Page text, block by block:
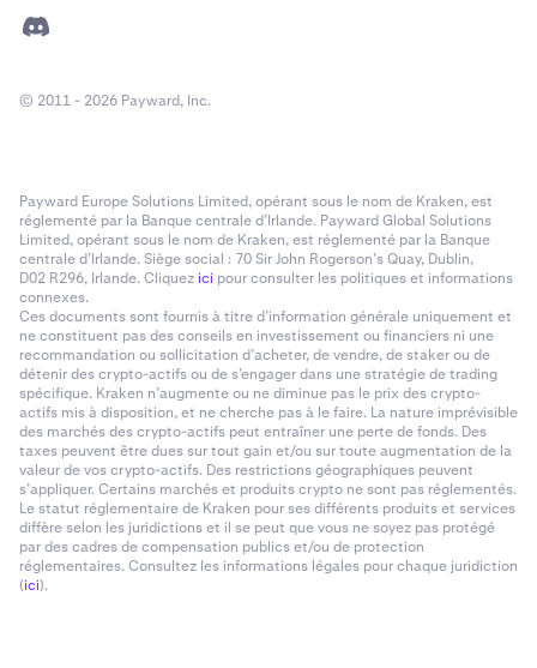
© 2011 - 2026 Payward, Inc.
Payward Europe Solutions Limited, opérant sous le nom de Kraken, est
réglementé par la Banque centrale d’Irlande. Payward Global Solutions
Limited, opérant sous le nom de Kraken, est réglementé par la Banque
centrale d’Irlande. Siège social : 70 Sir John Rogerson’s Quay, Dublin,
D02 R296, Irlande. Cliquezici pour consulter les politiques et informations
connexes.
Ces documents sont fournis à titre d’information générale uniquement et
ne constituent pas des conseils en investissement ou financiers ni une
recommandation ou sollicitation d’acheter, de vendre, de staker ou de
détenir des crypto-actifs ou de s’engager dans une stratégie de trading
spécifique. Kraken n’augmente ou ne diminue pas le prix des crypto-
actifs mis à disposition, et ne cherche pas à le faire. La nature imprévisible
des marchés des crypto-actifs peut entraîner une perte de fonds. Des
taxes peuvent être dues sur tout gain et/ou sur toute augmentation de la
valeur de vos crypto-actifs. Des restrictions géographiques peuvent
s’appliquer. Certains marchés et produits crypto ne sont pas réglementés.
Le statut réglementaire de Kraken pour ses différents produits et services
diffère selon les juridictions et il se peut que vous ne soyez pas protégé
par des cadres de compensation publics et/ou de protection
réglementaires. Consultez les informations légales pour chaque juridiction
(ici).